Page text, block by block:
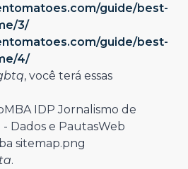
guide/best-
3/
guide/best-
4/
, você terá essas
.